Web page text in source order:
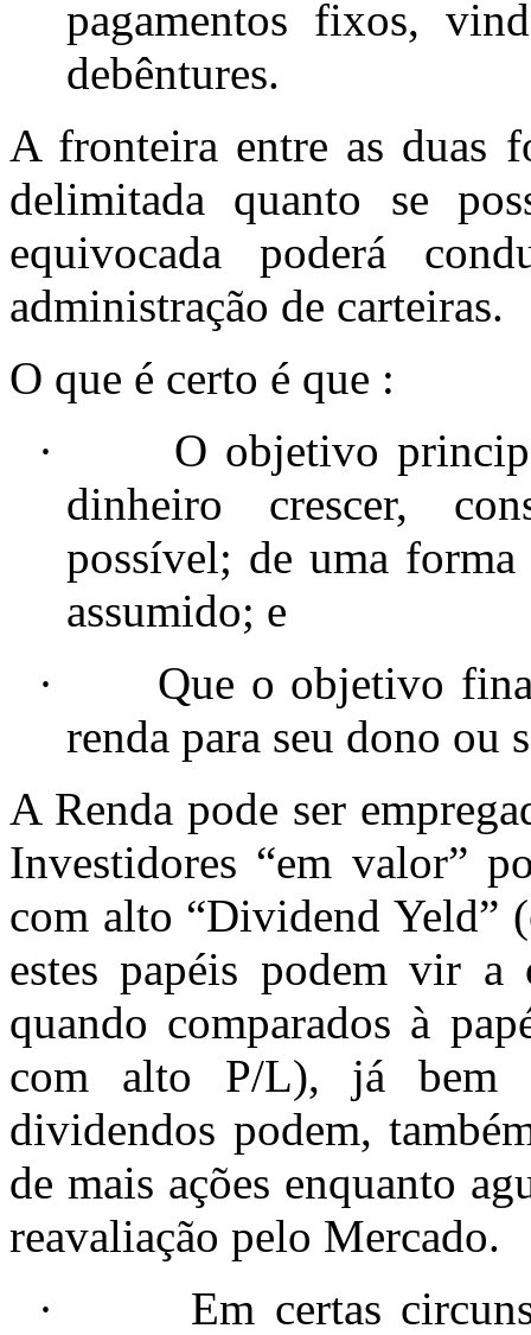
pagamentos fixos,
debêntures.
A fronteira entre as duas
delimitada quanto se
equivocada poderá
administração de carteiras.
O que é certo é que :
·
O objetivo
dinheiro crescer,
possível; de uma
assumido; e
·
Que o objetivo
renda para seu dono ou
A Renda pode ser
Investidores “em valor”
com alto “Dividend Yeld”
estes papéis podem vir a
quando comparados à
com alto P/L), já bem
dividendos podem,
de mais ações enquanto
reavaliação pelo Mercado.
·
Em certas